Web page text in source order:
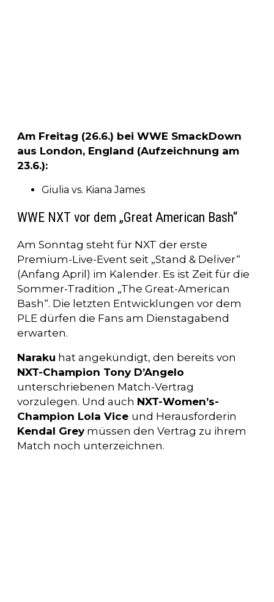
Am Freitag (26.6.) bei WWE SmackDown
aus London, England (Aufzeichnung am
23.6.):
Giulia vs. Kiana James
WWE NXT vor dem „Great American Bash“
Am Sonntag steht für NXT der erste
Premium-Live-Event seit „Stand & Deliver“
(Anfang April) im Kalender. Es ist Zeit für die
Sommer-Tradition „The Great-American
Bash“. Die letzten Entwicklungen vor dem
PLE dürfen die Fans am Dienstagabend
erwarten.
Naraku hat angekündigt, den bereits von
NXT-Champion Tony D’Angelo
unterschriebenen Match-Vertrag
vorzulegen. Und auch NXT-Women’s-
Champion Lola Vice und Herausforderin
Kendal Greymüssen den Vertrag zu ihrem
Match noch unterzeichnen.